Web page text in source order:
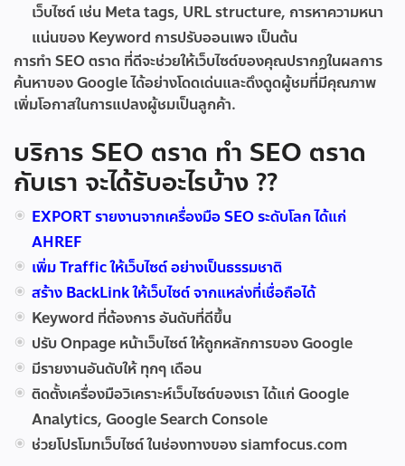
เว็บไซต์ เช่น Meta tags, URL structure, การหาความหนา
แน่นของ Keyword การปรับออนเพจ เป็นต้น
การทำ SEO ตราด ที่ดีจะช่วยให้เว็บไซต์ของคุณปรากฏในผลการ
ค้นหาของ Google ได้อย่างโดดเด่นและดึงดูดผู้ชมที่มีคุณภาพ
เพิ่มโอกาสในการแปลงผู้ชมเป็นลูกค้า.
บริการ SEO ตราด ทำ SEO ตราด
กับเรา จะได้รับอะไรบ้าง ??
EXPORT รายงานจากเครื่องมือ SEO ระดับโลก ได้แก่
AHREF
เพิ่ม Traffic ให้เว็บไซต์ อย่างเป็นธรรมชาติ
สร้าง BackLink ให้เว็บไซต์ จากแหล่งที่เชื่อถือได้
Keyword ที่ต้องการ อันดับที่ดีขึ้น
ปรับ Onpage หน้าเว็บไซต์ ให้ถูกหลักการของ Google
มีรายงานอันดับให้ ทุกๆ เดือน
ติดตั้งเครื่องมือวิเคราะห์เว็บไซต์ของเรา ได้แก่ Google
Analytics, Google Search Console
ช่วยโปรโมทเว็บไซต์ ในช่องทางของ siamfocus.com